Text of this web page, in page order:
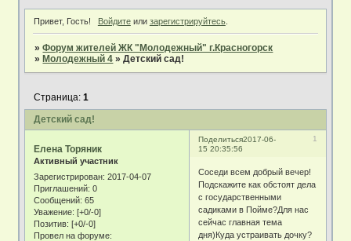
Привет, Гость! Войдитеили зарегистрируйтесь.
»Форум жителей ЖК "Молодежный" г.Красногорск
» Молодежный 4 »Детский сад!
Детский сад!
Страница:1
Поделиться 1
2017-06-
15 20:35:56
Елена Торяник
Активный участник
Зарегистрирован: 2017-04-07
Приглашений: 0
Сообщений: 65
Уважение: [+0/-0]
Позитив: [+0/-0]
Провел на форуме:
Соседи всем добрый вечер!
Подскажите как обстоят дела
с государственными
садиками в Пойме?Для нас
сейчас главная тема
дня)Куда устраивать дочку?